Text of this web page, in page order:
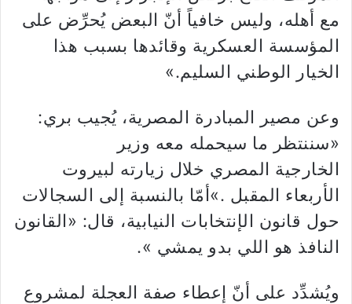
مع أهله، وليس خافياً أنّ البعض يُحرِّض على
المؤسسة العسكرية وقائدها بسبب هذا
الخيار الوطني السليم.»
وعن مصير المبادرة المصرية، يُجيب بري:
«سننتظر ما سيحمله معه وزير
الخارجية المصري خلال زيارته لبيروت
الأربعاء المقبل .»أمّا بالنسبة إلى السجالات
حول قانون الإنتخابات النيابية، قال: «القانون
النافذ هو اللي بدو يمشي ».
ويُشدِّد على أنّ إعطاء صفة العجلة لمشروع